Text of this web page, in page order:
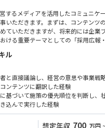
するメディアを活用したコミュニケ
いただきます。まずは、コンテンツ
ていただきますが、将来的には企業
ける重要テーマとしての「採用広報
いただくことを期待しています。
戦略の企画立案
求職者、社内関係者、パートナー・
ツの企画・編集・ディレクション（
ト企画・運営
ル
と直接議論し、経営の意思や事業戦
ンテンツに翻訳した経験
基づいて施策の優先順位を判断し、
込んで実行した経験
想定年収 700 万円 ~